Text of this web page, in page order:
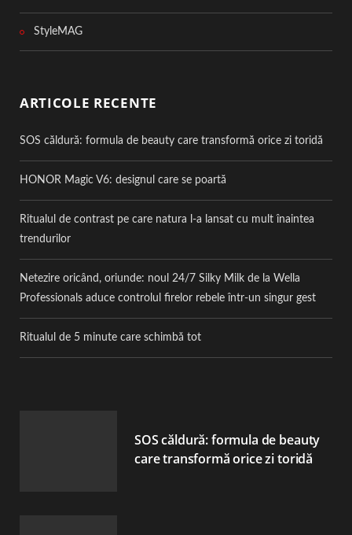
StyleMAG
ARTICOLE RECENTE
SOS căldură: formula de beauty care transformă orice zi toridă
HONOR Magic V6: designul care se poartă
Ritualul de contrast pe care natura l-a lansat cu mult înaintea
trendurilor
Netezire oricând, oriunde: noul 24/7 Silky Milk de la Wella
Professionals aduce controlul firelor rebele într-un singur gest
Ritualul de 5 minute care schimbă tot
SOS căldură: formula de beauty
care transformă orice zi toridă